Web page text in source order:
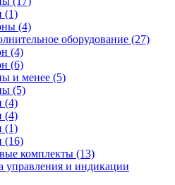
(1)
(4)
оборудование (27)
(4)
(6)
и менее (5)
(5)
(4)
(4)
(1)
(16)
комплекты (13)
управления и индикации